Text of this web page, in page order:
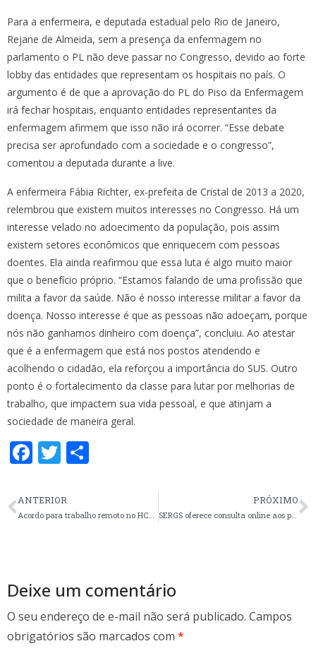
Para a enfermeira, e deputada estadual pelo Rio de Janeiro,
Rejane de Almeida, sem a presença da enfermagem no
parlamento o PL não deve passar no Congresso, devido ao forte
lobby das entidades que representam os hospitais no país. O
argumento é de que a aprovação do PL do Piso da Enfermagem
irá fechar hospitais, enquanto entidades representantes da
enfermagem afirmem que isso não irá ocorrer. “Esse debate
precisa ser aprofundado com a sociedade e o congresso”,
comentou a deputada durante a live.
A enfermeira Fábia Richter, ex-prefeita de Cristal de 2013 a 2020,
relembrou que existem muitos interesses no Congresso. Há um
interesse velado no adoecimento da população, pois assim
existem setores econômicos que enriquecem com pessoas
doentes. Ela ainda reafirmou que essa luta é algo muito maior
que o benefício próprio. “Estamos falando de uma profissão que
milita a favor da saúde. Não é nosso interesse militar a favor da
doença. Nosso interesse é que as pessoas não adoeçam, porque
nós não ganhamos dinheiro com doença”, concluiu. Ao atestar
que é a enfermagem que está nos postos atendendo e
acolhendo o cidadão, ela reforçou a importância do SUS. Outro
ponto é o fortalecimento da classe para lutar por melhorias de
trabalho, que impactem sua vida pessoal, e que atinjam a
sociedade de maneira geral.
F
e
b
k
T
itt
er e
ANTERIOR
Acordo para trabalho remoto no HCPA é aprovado por enfermeiras(os) da instituição
PRÓXIMO
SERGS oferece consulta online aos processos jurídicos em andamento
Deixe um comentário
O seu endereço de e-mail não será publicado. Campos
obrigatórios são marcados com *